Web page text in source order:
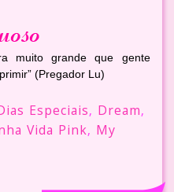
muito grande que gente
(Pregador Lu)
Especiais, Dream,
Vida Pink, My